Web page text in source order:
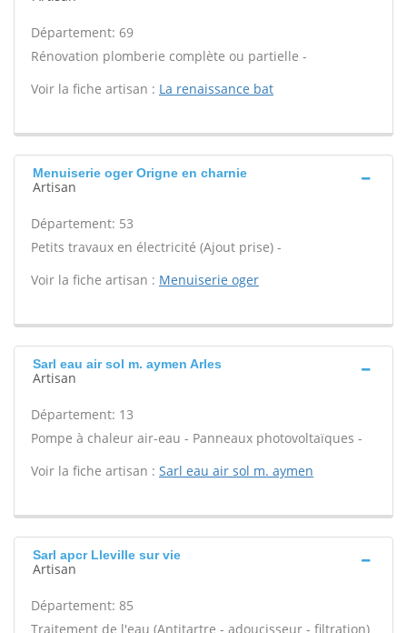
Département: 69
Rénovation plomberie complète ou partielle -
Voir la fiche artisan : La renaissance bat
Menuiserie oger Origne en charnie
Artisan
Département: 53
Petits travaux en électricité (Ajout prise) -
Voir la fiche artisan : Menuiserie oger
Sarl eau air sol m. aymen Arles
Artisan
Département: 13
Pompe à chaleur air-eau - Panneaux photovoltaïques -
Voir la fiche artisan : Sarl eau air sol m. aymen
Sarl apcr Lleville sur vie
Artisan
Département: 85
Traitement de l'eau (Antitartre - adoucisseur - filtration)